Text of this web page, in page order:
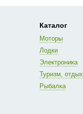
Каталог
Моторы
Лодки
Электроника
Туризм, отдых
Рыбалка